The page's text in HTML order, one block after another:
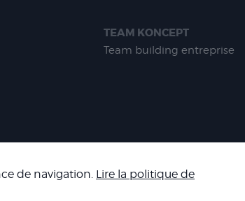
TEAM KONCEPT
Team building entreprise
2026 - Corpo’Events Agence événementielle
de navigation. Lire la politique de